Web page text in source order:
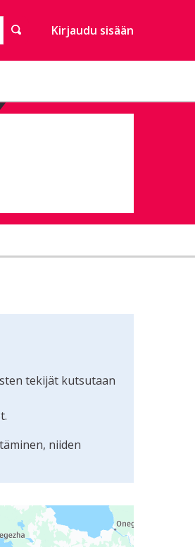
Kirjaudu sisään
tekijät kutsutaan
niiden
olla vaikeaselkoinen.